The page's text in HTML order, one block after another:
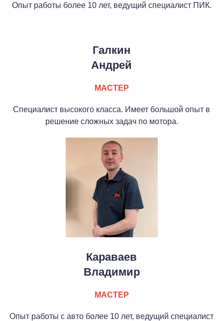
Опыт работы более 10 лет, ведущий специалист ПИК.
Галкин
Андрей
МАСТЕР
Специалист высокого класса. Имеет большой опыт в
решение сложных задач по мотора.
Караваев
Владимир
МАСТЕР
Опыт работы с авто более 10 лет, ведущий специалист